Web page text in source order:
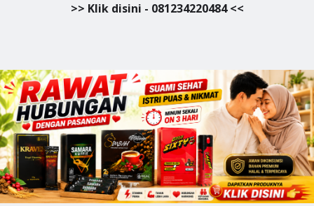
>> Klik disini - 081234220484 <<